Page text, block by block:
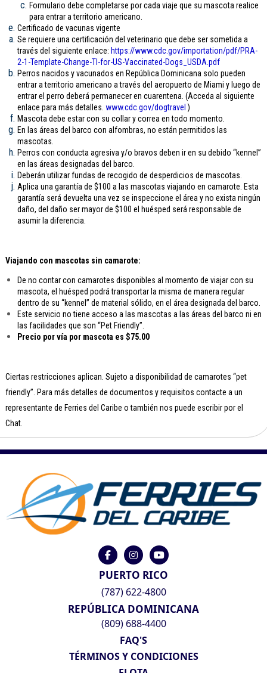
Formulario debe completarse por cada viaje que su mascota realice
para entrar a territorio americano.
Certificado de vacunas vigente
Se requiere una certificación del veterinario que debe ser sometida a
través del siguiente enlace: https://www.cdc.gov/importation/pdf/PRA-
2-1-Template-Change-TI-for-US-Vaccinated-Dogs_USDA.pdf
Perros nacidos y vacunados en República Dominicana solo pueden
entrar a territorio americano a través del aeropuerto de Miami y luego de
entrar el perro deberá permanecer en cuarentena. (Acceda al siguiente
enlace para más detalles. www.cdc.gov/dogtravel )
Mascota debe estar con su collar y correa en todo momento.
En las áreas del barco con alfombras, no están permitidos las
mascotas.
Perros con conducta agresiva y/o bravos deben ir en su debido “kennel”
en las áreas designadas del barco.
Deberán utilizar fundas de recogido de desperdicios de mascotas.
Aplica una garantía de $100 a las mascotas viajando en camarote. Esta
garantía será devuelta una vez se inspeccione el área y no exista ningún
daño, del daño ser mayor de $100 el huésped será responsable de
asumir la diferencia.
Viajando con mascotas sin camarote:
De no contar con camarotes disponibles al momento de viajar con su
mascota, el huésped podrá transportar la misma de manera regular
dentro de su “kennel” de material sólido, en el área designada del barco.
Este servicio no tiene acceso a las mascotas a las áreas del barco ni en
las facilidades que son “Pet Friendly”.
Precio por vía por mascota es $75.00
Ciertas restricciones aplican. Sujeto a disponibilidad de camarotes “pet
friendly”. Para más detalles de documentos y requisitos contacte a un
representante de Ferries del Caribe o también nos puede escribir por el
Chat.
PUERTO RICO
(787) 622-4800
REPÚBLICA DOMINICANA
(809) 688-4400
FAQ'S
TÉRMINOS Y CONDICIONES